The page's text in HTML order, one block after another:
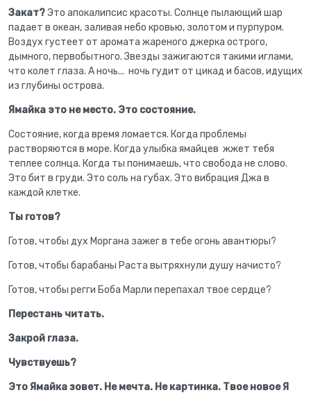
Закат?Это апокалипсис красоты. Солнце пылающий шар
падает в океан, заливая небо кровью, золотом и пурпуром.
Воздух густеет от аромата жареного джерка острого,
дымного, первобытного. Звезды зажигаются такими иглами,
что колет глаза. А ночь... ночь гудит от цикад и басов, идущих
из глубины острова.
Ямайка это не место. Это состояние.
Состояние, когда время ломается. Когда проблемы
растворяются в море. Когда улыбка ямайцев жжет тебя
теплее солнца. Когда ты понимаешь, что свобода не слово.
Это бит в груди. Это соль на губах. Это вибрация Джа в
каждой клетке.
Ты готов?
Готов, чтобы дух Моргана зажег в тебе огонь авантюры?
Готов, чтобы барабаны Раста вытряхнули душу начисто?
Готов, чтобы регги Боба Марли перепахал твое сердце?
Перестань читать.
Закрой глаза.
Чувствуешь?
Это Ямайка зовет. Не мечта. Не картинка. Твое новое Я